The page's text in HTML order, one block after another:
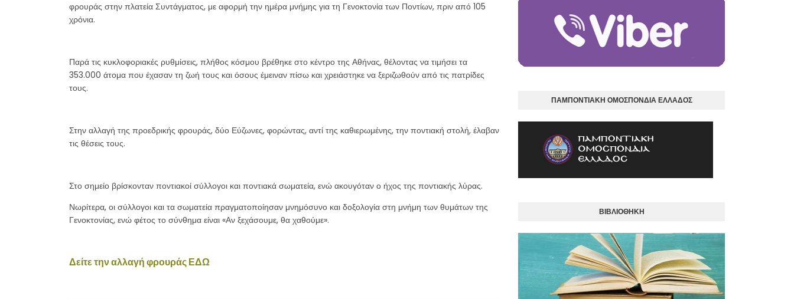
φρουράς στην πλατεία Συντάγματος, με αφορμή την ημέρα μνήμης για τη Γενοκτονία των Ποντίων, πριν από 105
χρόνια.
Παρά τις κυκλοφοριακές ρυθμίσεις, πλήθος κόσμου βρέθηκε στο κέντρο της Αθήνας, θέλοντας να τιμήσει τα
353.000 άτομα που έχασαν τη ζωή τους και όσους έμειναν πίσω και χρειάστηκε να ξεριζωθούν από τις πατρίδες
τους.
Στην αλλαγή της προεδρικής φρουράς, δύο Εύζωνες, φορώντας, αντί της καθιερωμένης, την ποντιακή στολή, έλαβαν
τις θέσεις τους.
Στο σημείο βρίσκονταν ποντιακοί σύλλογοι και ποντιακά σωματεία, ενώ ακουγόταν ο ήχος της ποντιακής λύρας.
Νωρίτερα, οι σύλλογοι και τα σωματεία πραγματοποίησαν μνημόσυνο και δοξολογία στη μνήμη των θυμάτων της
Γενοκτονίας, ενώ φέτος το σύνθημα είναι «Αν ξεχάσουμε, θα χαθούμε».
Δείτε την αλλαγή φρουράς ΕΔΩ
ΠΑΜΠΟΝΤΙΑΚΗ ΟΜΟΣΠΟΝΔΙΑ ΕΛΛΑΔΟΣ
ΒΙΒΛΙΟΘΗΚΗ